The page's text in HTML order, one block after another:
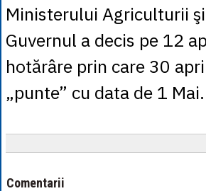
Ministerului Agriculturii
Guvernul a decis pe 12
hotărâre prin care 30
„punte” cu data de 1 Mai.
Comentarii